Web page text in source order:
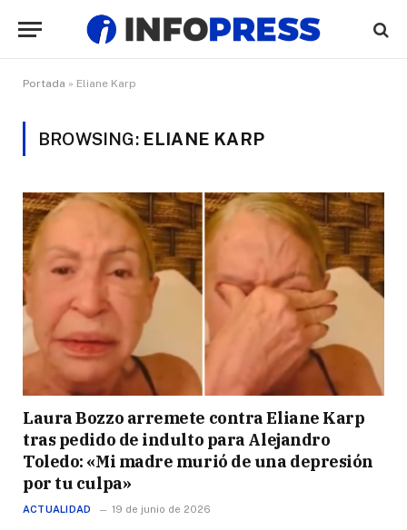
Portada » Eliane Karp
BROWSING: ELIANE KARP
Laura Bozzo arremete contra Eliane Karp
tras pedido de indulto para Alejandro
Toledo: «Mi madre murió de una depresión
por tu culpa»
ACTUALIDAD 19 de junio de 2026